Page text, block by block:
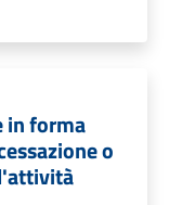
in forma
o